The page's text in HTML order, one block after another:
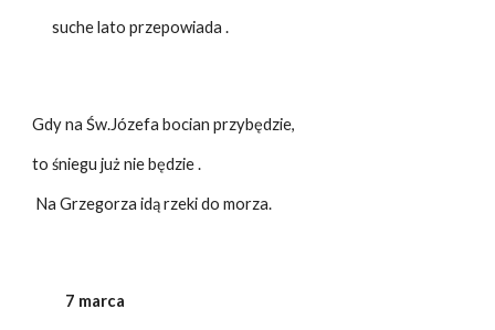
suche lato przepowiada .
Gdy na Św.Józefa bocian przybędzie,
to śniegu już nie będzie .
Na Grzegorza idą rzeki do morza.
7 marca